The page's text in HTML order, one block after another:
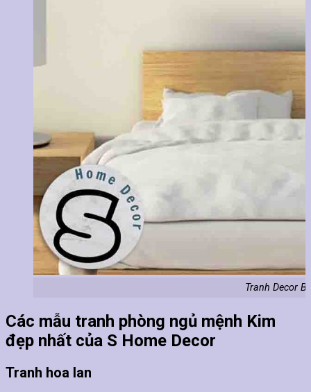
Tranh Decor
Các mẫu tranh phòng ngủ mệnh Kim
đẹp nhất của S Home Decor
Tranh hoa lan